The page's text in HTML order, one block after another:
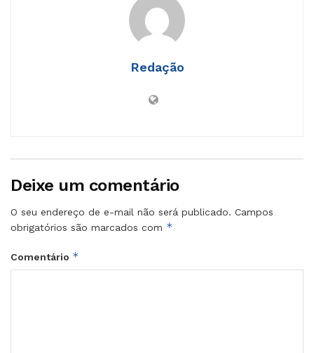
Redação
Deixe um comentário
O seu endereço de e-mail não será publicado. Campos
obrigatórios são marcados com *
Comentário *